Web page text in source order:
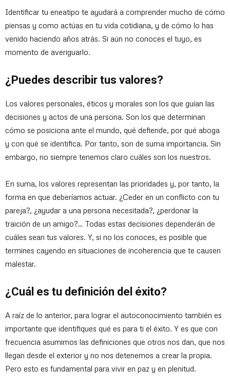
Identificar tu eneatipo te ayudará a comprender mucho de cómo
piensas y como actúas en tu vida cotidiana, y de cómo lo has
venido haciendo años atrás. Si aún no conoces el tuyo, es
momento de averiguarlo.
¿Puedes describir tus valores?
Los valores personales, éticos y morales son los que guían las
decisiones y actos de una persona. Son los que determinan
cómo se posiciona ante el mundo, qué defiende, por qué aboga
y con qué se identifica. Por tanto, son de suma importancia. Sin
embargo, no siempre tenemos claro cuáles son los nuestros.
En suma, los valores representan las prioridades y, por tanto, la
forma en que deberíamos actuar. ¿Ceder en un conflicto con tu
pareja?, ¿ayudar a una persona necesitada?, ¿perdonar la
traición de un amigo?… Todas estas decisiones dependerán de
cuáles sean tus valores. Y, si no los conoces, es posible que
termines cayendo en situaciones de incoherencia que te causen
malestar.
¿Cuál es tu definición del éxito?
A raíz de lo anterior, para lograr el autoconocimiento también es
importante que identifiques qué es para ti el éxito. Y es que con
frecuencia asumimos las definiciones que otros nos dan, que nos
llegan desde el exterior y no nos detenemos a crear la propia.
Pero esto es fundamental para vivir en paz y en plenitud.